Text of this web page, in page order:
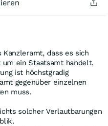
Kanzleramt, dass es sich
ein Staatsamt handelt.
ist höchstgradig
gegenüber einzelnen
muss.
solcher Verlautbarungen